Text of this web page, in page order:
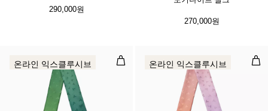
290,000원
270,000원
댄싱 T 스퀘어 스카프, 인피니티 블
온라인 익스클루시브 댄
온라인 익스클루시브